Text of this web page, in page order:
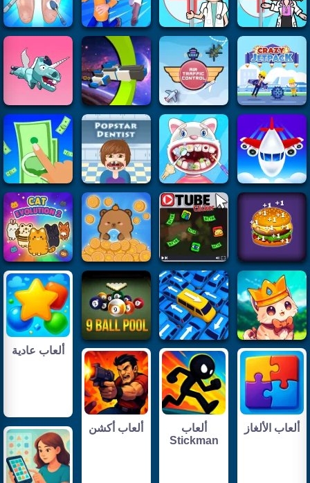
ألعاب عادية
ألعاب الألغاز
ألعاب
Stickman
ألعاب أكشن